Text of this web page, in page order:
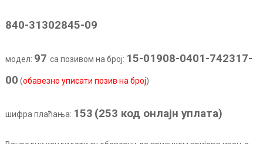
840-31302845-09
модел: 97 са позивом на број: 15-01908-0401-742317-
00 (обавезно уписати позив на број)
шифра плаћања: 153 (253 код онлајн уплата)